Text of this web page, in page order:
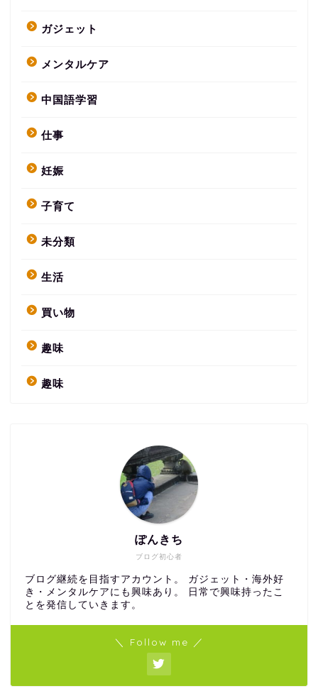
ガジェット
メンタルケア
中国語学習
仕事
妊娠
子育て
未分類
生活
買い物
趣味
趣味
ブログ初心者
ぽんきち
ブログ継続を目指すアカウント。 ガジェット・海外好
き・メンタルケアにも興味あり。 日常で興味持ったこ
とを発信していきます。
＼ Follow me ／